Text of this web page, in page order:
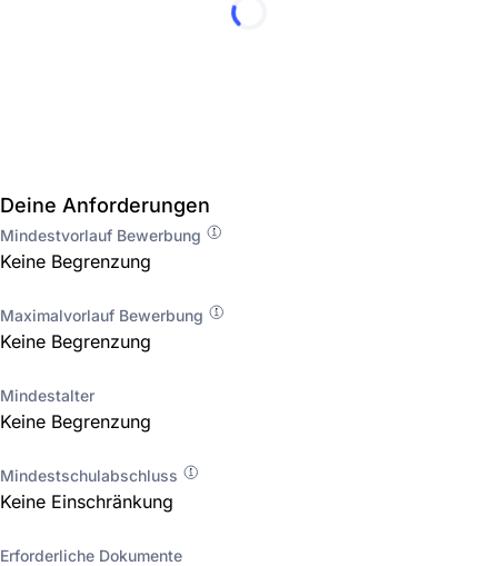
Deine Anforderungen
Mindestvorlauf Bewerbung
Keine Begrenzung
Maximalvorlauf Bewerbung
Keine Begrenzung
Mindestalter
Keine Begrenzung
Mindestschulabschluss
Keine Einschränkung
Erforderliche Dokumente